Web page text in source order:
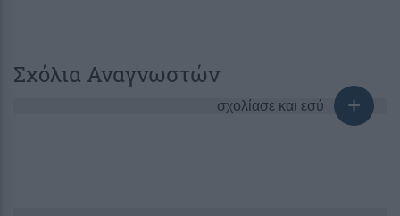
Σχόλια Αναγνωστών
σχολίασε και εσύ